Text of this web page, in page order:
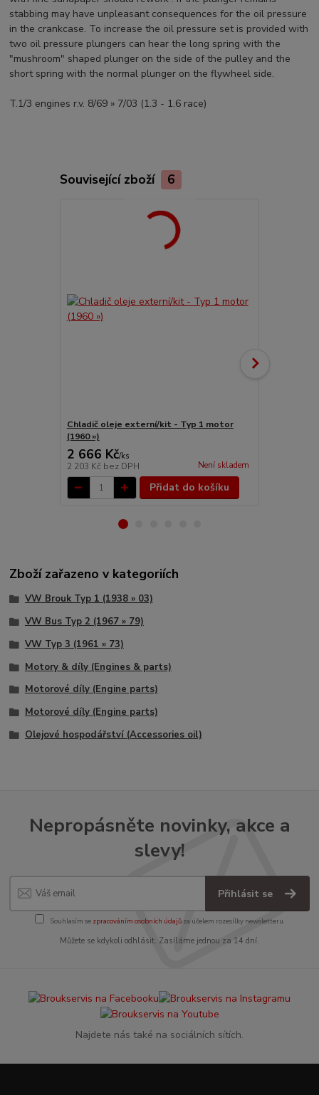
stabbing may have unpleasant consequences for the oil pressure
in the crankcase. To increase the oil pressure set is provided with
two oil pressure plungers can hear the long spring with the
"mushroom" shaped plunger on the side of the pulley and the
short spring with the normal plunger on the flywheel side.
T.1/3 engines r.v. 8/69 » 7/03 (1.3 - 1.6 race)
Související zboží 6
Chladič oleje externí/kit - Typ 1 motor
(1960 »)
2 666 Kč/ks
2 203 Kč bez DPH Není skladem
Přidat do košíku
Zboží zařazeno v kategoriích
VW Brouk Typ 1 (1938 » 03)
VW Bus Typ 2 (1967 » 79)
VW Typ 3 (1961 » 73)
Motory & díly (Engines & parts)
Motorové díly (Engine parts)
Motorové díly (Engine parts)
Olejové hospodářství (Accessories oil)
Nepropásněte novinky, akce a
slevy!
Přihlásit se
Souhlasím se zpracováním osobních údajůza účelem rozesílky newsletteru.
Můžete se kdykoli odhlásit. Zasíláme jednou za 14 dní.
Najdete nás také na sociálních sítích.